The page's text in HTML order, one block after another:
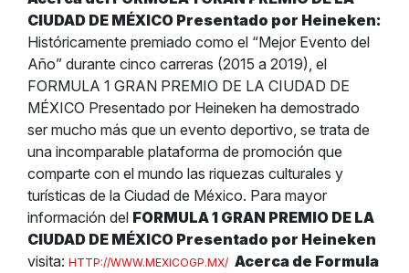
CIUDAD DE MÉXICO Presentado por Heineken:
Históricamente premiado como el “Mejor Evento del
Año” durante cinco carreras (2015 a 2019), el
FORMULA 1 GRAN PREMIO DE LA CIUDAD DE
MÉXICO Presentado por Heineken ha demostrado
ser mucho más que un evento deportivo, se trata de
una incomparable plataforma de promoción que
comparte con el mundo las riquezas culturales y
turísticas de la Ciudad de México. Para mayor
información del FORMULA 1 GRAN PREMIO DE LA
CIUDAD DE MÉXICO Presentado por Heineken
visita: HTTP://WWW.MEXICOGP.MX/ Acerca de Formula